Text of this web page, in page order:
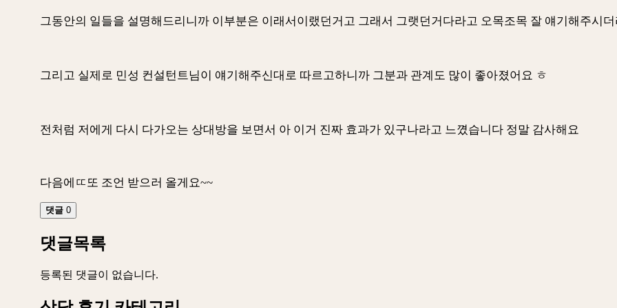
그동안의 일들을 설명해드리니까 이부분은 이래서이랬던거고 그래서 그랫던거다라고 오목조목 잘 얘기해주시
그리고 실제로 민성 컨설턴트님이 얘기해주신대로 따르고하니까 그분과 관계도 많이 좋아졌어요 ㅎ
전처럼 저에게 다시 다가오는 상대방을 보면서 아 이거 진짜 효과가 있구나라고 느꼈습니다 정말 감사해요
다음에ㄸ또 조언 받으러 올게요~~
댓글 0
댓글목록
등록된 댓글이 없습니다.